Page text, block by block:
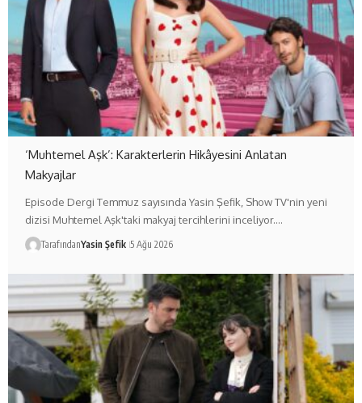
‘Muhtemel Aşk’: Karakterlerin Hikâyesini Anlatan
Makyajlar
Episode Dergi Temmuz sayısında Yasin Şefik, Show TV'nin yeni
dizisi Muhtemel Aşk'taki makyaj tercihlerini inceliyor.…
TarafındanYasin Şefik 5 Ağu 2026